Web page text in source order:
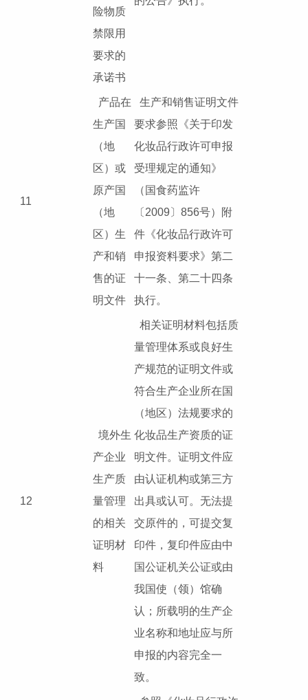
险物质
禁限用
要求的
承诺书
11
产品在
生产国
（地
区）或
原产国
（地
区）生
产和销
售的证
明文件
生产和销售证明文件
要求参照《关于印发
化妆品行政许可申报
受理规定的通知》
（国食药监许
〔2009〕856号）附
件《化妆品行政许可
申报资料要求》第二
十一条、第二十四条
执行。
12
境外生
产企业
生产质
量管理
的相关
证明材
料
相关证明材料包括质
量管理体系或良好生
产规范的证明文件或
符合生产企业所在国
（地区）法规要求的
化妆品生产资质的证
明文件。证明文件应
由认证机构或第三方
出具或认可。无法提
交原件的，可提交复
印件，复印件应由中
国公证机关公证或由
我国使（领）馆确
认；所载明的生产企
业名称和地址应与所
申报的内容完全一
致。